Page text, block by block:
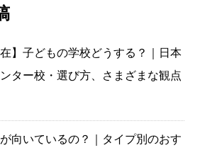
】子どもの学校どうする？｜日本
ター校・選び方、さまざまな観点
向いているの？｜タイプ別のおす